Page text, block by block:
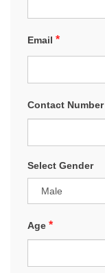
Email *
Contact Number
Select Gender
Age *